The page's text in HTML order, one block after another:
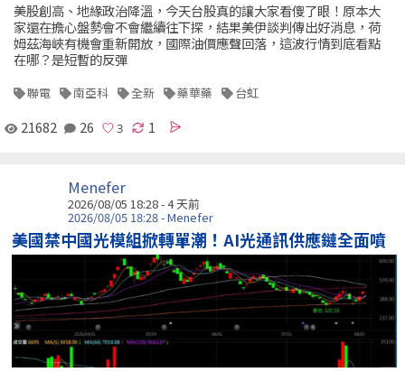
美股創高、地緣政治降溫，今天台股真的讓大家看傻了眼！原本大
家還在擔心盤勢會不會繼續往下探，結果美伊談判傳出好消息，荷
姆茲海峽有機會重新開放，國際油價應聲回落，這波行情到底看點
在哪？是短暫的反彈
聯電 南亞科 全新 藥華藥 台虹
21682 26 1
Menefer
2026/08/05 18:28 - 4 天前
2026/08/05 18:28 - Menefer
美國禁中國光模組掀轉單潮！AI光通訊供應鏈全面噴